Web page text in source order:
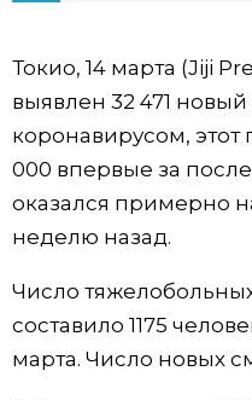
Фото/Видео
Разделы
Люди
Блог
Политика
Популярные статьи
Японский язык
Японский
Токио, 14 марта (Jiji
выявлен 32 471
коронавирусом, этот
000 впервые за
оказался примерно
неделю назад.
Число
составило 1175
марта. Число новых